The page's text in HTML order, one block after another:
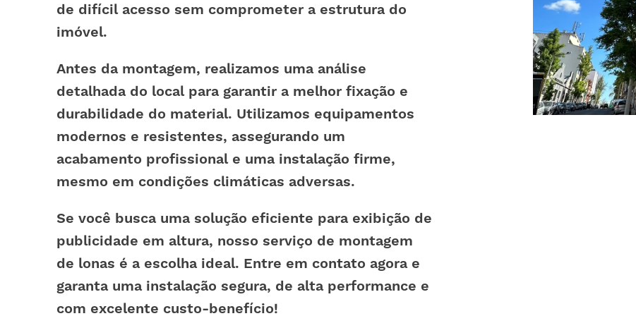
de difícil acesso sem comprometer a estrutura do
imóvel.
Antes da montagem, realizamos uma análise
detalhada do local para garantir a melhor fixação e
durabilidade do material. Utilizamos equipamentos
modernos e resistentes, assegurando um
acabamento profissional e uma instalação firme,
mesmo em condições climáticas adversas.
Se você busca uma solução eficiente para exibição de
publicidade em altura, nosso serviço de montagem
de lonas é a escolha ideal. Entre em contato agora e
garanta uma instalação segura, de alta performance e
com excelente custo-benefício!